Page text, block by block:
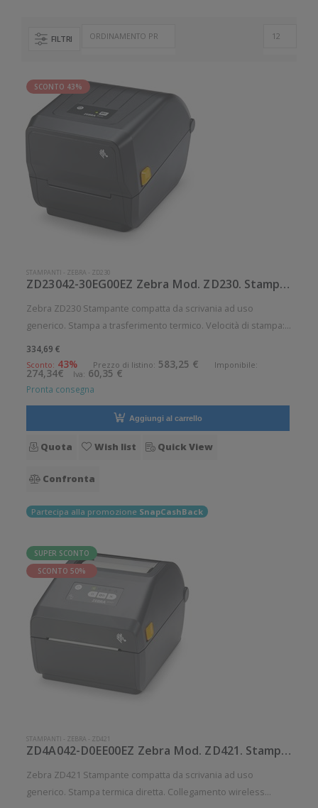
FILTRI
SCONTO 43%
STAMPANTI - ZEBRA - ZD230
ZD23042-30EG00EZ Zebra Mod. ZD230. Stampante di etichette.
Zebra ZD230 Stampante compatta da scrivania ad uso
generico. Stampa a trasferimento termico. Velocità di stampa:
stampa: Braccialetti, Carta in rotolo, Cartellini, Collari, Etichette,
Etiche
334,69 €
Sconto: 43% Prezzo di listino: 583,25 € Imponibile:
274,34€ Iva: 60,35 €
Pronta consegna
Aggiungi al carrello
Quota Wish list Quick View
Confronta
Partecipa alla promozione SnapCashBack
SUPER SCONTO
SCONTO 50%
STAMPANTI - ZEBRA - ZD421
ZD4A042-D0EE00EZ Zebra Mod. ZD421. Stampante di etichette.
Zebra ZD421 Stampante compatta da scrivania ad uso
generico. Stampa termica diretta. Collegamento wireless